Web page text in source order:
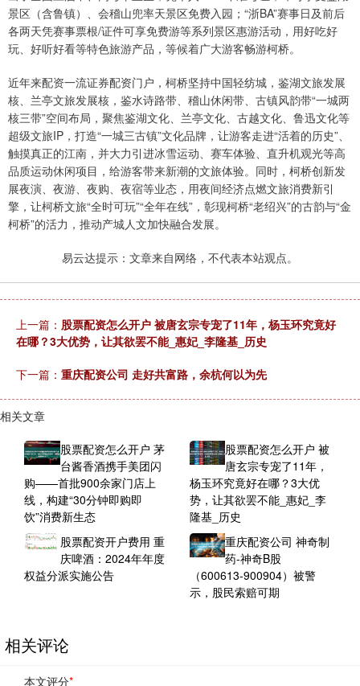
景区（含鲁镇）、会稽山兜率天景区免费入园；“浙BA”赛事日及前后
各两天凭赛事票根/证件可享免费游等系列景区惠游活动，用好吃好
玩、好听好看等特色旅游产品，等候着广大游客畅游柯桥。
近年来配资一流证券配资门户，柯桥坚持中国轻纺城，鉴湖文旅发展
核、兰亭文旅发展核，鉴水诗路带、稽山休闲带、古镇风韵带“一城两
核三带”空间布局，聚焦鉴湖文化、兰亭文化、古越文化、鲁迅文化等
超级文旅IP，打造“一城三古镇”文化品牌，让游客走进“活着的历史”、
触摸真正的江南，并大力引进冰雪运动、赛车体验、直升机观光等高
品质运动休闲项目，给游客带来新潮的文旅体验。同时，柯桥创新发
展夜演、夜游、夜购、夜宿等业态，用夜间经济点燃文旅消费新引
擎，让柯桥文旅“全时可玩”“全年在线”，彰现柯桥“老绍兴”的古韵与“金
柯桥”的活力，推动产城人文加快融合发展。
易云达提示：文章来自网络，不代表本站观点。
上一篇： 股票配资怎么开户 被唐玄宗专宠了11年，杨玉环究竟好
在哪？3大优势，让其欲罢不能_惠妃_李隆基_历史
下一篇： 重庆配资公司 走好共富路，余杭何以为先
相关文章
股票配资怎么开户 茅
台酱香酒携手美团闪
购——首批900余家门店上
线，构建“30分钟即购即
饮”消费新生态
股票配资怎么开户 被
唐玄宗专宠了11年，
杨玉环究竟好在哪？3大优
势，让其欲罢不能_惠妃_李
隆基_历史
股票配资开户费用 重
庆啤酒：2024年年度
权益分派实施公告
重庆配资公司 神奇制
药-神奇B股
（600613-900904）被警
示，股民索赔可期
相关评论
本文评分*